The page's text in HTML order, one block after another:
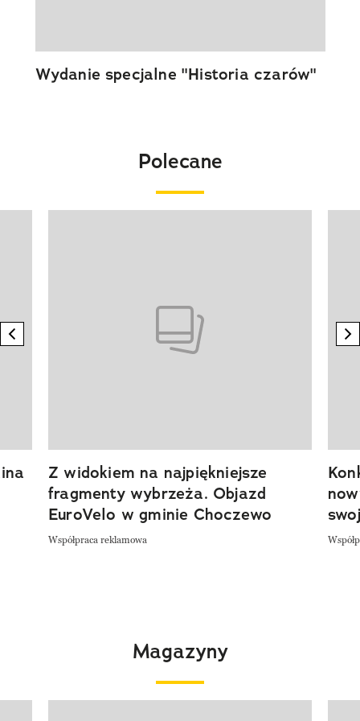
Wydanie specjalne "Historia czarów"
Polecane
previous element
Z widokiem na najpiękniejsze
fragmenty wybrzeża. Objazd
EuroVelo w gminie Choczewo
Współpraca reklamowa
Magazyny